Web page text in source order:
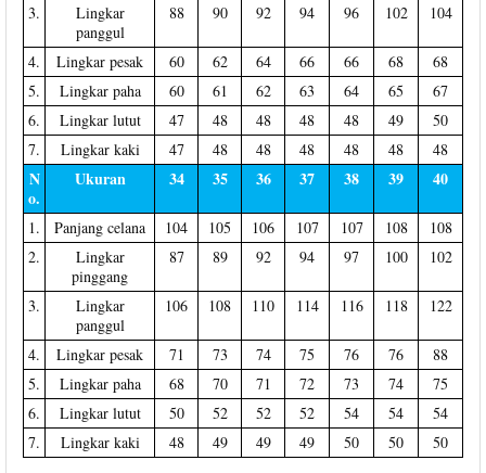
3.
Lingkar
panggul
88 90 92 94 96 102 104
4. Lingkar pesak 60 62 64 66 66 68
68
5.
Lingkar paha 60 61 62 63 64 65
67
6.
Lingkar lutut 47 48 48 48 48 49
50
7.
Lingkar kaki 47 48 48 48 48 48 48
N
o.
Ukuran 34 35 36 37 38 39 40
1. Panjang celana 104 105 106 107 107 108
108
2.
Lingkar
pinggang
87 89 92 94 97 100 102
3.
Lingkar
panggul
106 108 110 114 116 118 122
4. Lingkar pesak 71 73 74 75 76 76
88
5.
Lingkar paha 68 70 71 72 73 74
75
6.
Lingkar lutut 50 52 52 52 54 54
54
7.
Lingkar kaki 48 49 49 49 50 50 50